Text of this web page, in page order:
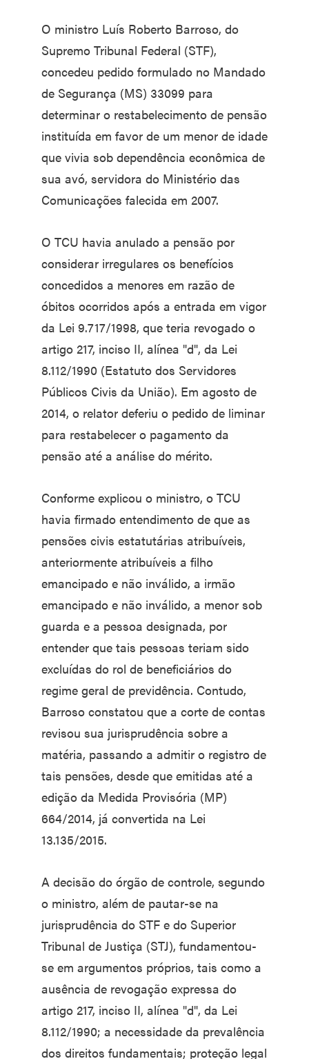
O ministro Luís Roberto Barroso, do
Supremo Tribunal Federal (STF),
concedeu pedido formulado no Mandado
de Segurança (MS) 33099 para
determinar o restabelecimento de pensão
instituída em favor de um menor de idade
que vivia sob dependência econômica de
sua avó, servidora do Ministério das
Comunicações falecida em 2007.
O TCU havia anulado a pensão por
considerar irregulares os benefícios
concedidos a menores em razão de
óbitos ocorridos após a entrada em vigor
da Lei 9.717/1998, que teria revogado o
artigo 217, inciso II, alínea "d", da Lei
8.112/1990 (Estatuto dos Servidores
Públicos Civis da União). Em agosto de
2014, o relator deferiu o pedido de liminar
para restabelecer o pagamento da
pensão até a análise do mérito.
Conforme explicou o ministro, o TCU
havia firmado entendimento de que as
pensões civis estatutárias atribuíveis,
anteriormente atribuíveis a filho
emancipado e não inválido, a irmão
emancipado e não inválido, a menor sob
guarda e a pessoa designada, por
entender que tais pessoas teriam sido
excluídas do rol de beneficiários do
regime geral de previdência. Contudo,
Barroso constatou que a corte de contas
revisou sua jurisprudência sobre a
matéria, passando a admitir o registro de
tais pensões, desde que emitidas até a
edição da Medida Provisória (MP)
664/2014, já convertida na Lei
13.135/2015.
A decisão do órgão de controle, segundo
o ministro, além de pautar-se na
jurisprudência do STF e do Superior
Tribunal de Justiça (STJ), fundamentou-
se em argumentos próprios, tais como a
ausência de revogação expressa do
artigo 217, inciso II, alínea "d", da Lei
8.112/1990; a necessidade da prevalência
dos direitos fundamentais; proteção legal